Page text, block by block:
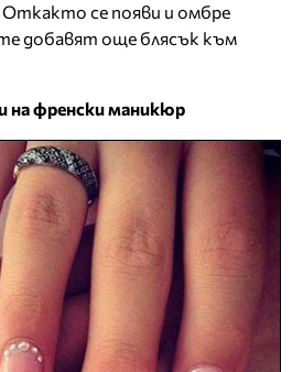
се появи и омбре
добавят още блясък към
на френски маникюр